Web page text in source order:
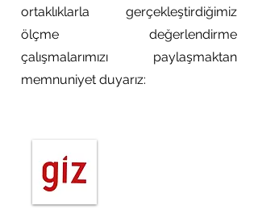
ortaklıklarla gerçekleştirdiğimiz
ölçme değerlendirme
çalışmalarımızı paylaşmaktan
memnuniyet duyarız: